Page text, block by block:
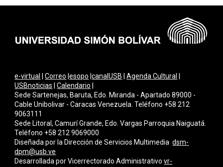
e-virtual |Correo |esopo |canalUSB |Agenda Cultural
USBnoticias |Calendario
Sede Sartenejas, Baruta, Edo. Miranda - Apartado 89000 -
Cable Unibolivar - Caracas Venezuela. Teléfono +58 212
9063111
Sede Litoral, Camurí Grande, Edo. Vargas Parroquia Naiguatá.
Teléfono +58 212 9069000
Diseñada por la Dirección de Servicios Multimediadsm-
dpm@usb.ve
Desarrollada porVicerrectorado Administrativovr-